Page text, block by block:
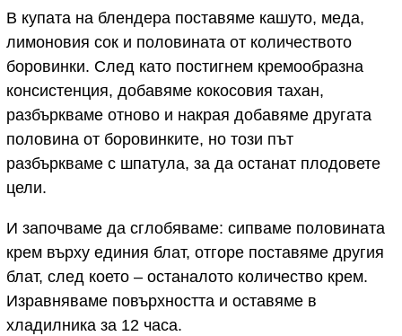
В купата на блендера поставяме кашуто, меда,
лимоновия сок и половината от количеството
боровинки. След като постигнем кремообразна
консистенция, добавяме кокосовия тахан,
разбъркваме отново и накрая добавяме другата
половина от боровинките, но този път
разбъркваме с шпатула, за да останат плодовете
цели.
И започваме да сглобяваме: сипваме половината
крем върху единия блат, отгоре поставяме другия
блат, след което – останалото количество крем.
Изравняваме повърхността и оставяме в
хладилника за 12 часа.